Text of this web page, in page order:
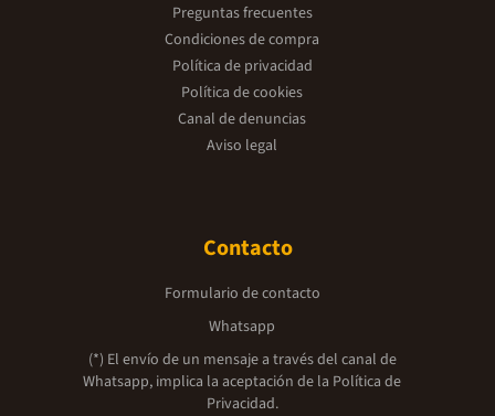
Preguntas frecuentes
Condiciones de compra
Política de privacidad
Política de cookies
Canal de denuncias
Aviso legal
Contacto
Formulario de contacto
Whatsapp
(*) El envío de un mensaje a través del canal de
Whatsapp, implica la aceptación de la Política de
Privacidad.